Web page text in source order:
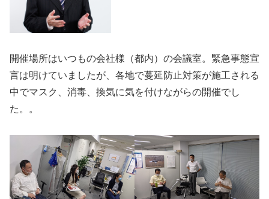
開催場所はいつもの会社様（都内）の会議室。緊急事態宣
言は明けていましたが、各地で蔓延防止対策が施工される
中でマスク、消毒、換気に気を付けながらの開催でし
た。。